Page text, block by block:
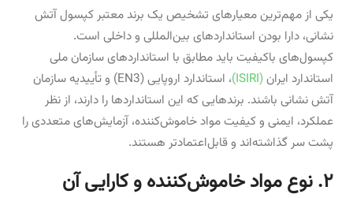
یکی از مهم‌ترین معیارهای تشخیص یک برند معتبر کپسول آتش
نشانی، دارا بودن استانداردهای بین‌المللی و داخلی است.
کپسول‌های باکیفیت باید مطابق با استانداردهای سازمان ملی
استاندارد ایران(ISIRI)
، استاندارد اروپایی (EN3) و تأییدیه سازمان
آتش نشانی باشند. برندهایی که این استانداردها را دارند، از نظر
عملکرد، ایمنی و کیفیت مواد خاموش‌کننده، آزمایش‌های متعددی را
پشت سر گذاشته‌اند و قابل‌اعتمادتر هستند.
۲. نوع مواد خاموش‌کننده و کارایی آن